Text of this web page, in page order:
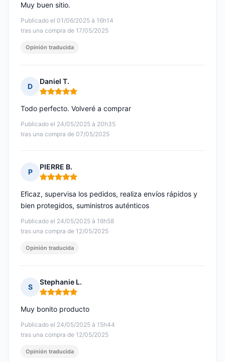
Publicado el 01/06/2025 à 16h14
tras una compra de 17/05/2025
Muy buen sitio.
Opinión traducida
D
Daniel T.
Nota: 5 de 5
Publicado el 24/05/2025 à 20h35
tras una compra de 07/05/2025
Todo perfecto. Volveré a comprar
P
PIERRE B.
Nota: 5 de 5
Publicado el 24/05/2025 à 16h58
tras una compra de 12/05/2025
Eficaz, supervisa los pedidos, realiza envíos rápidos y
bien protegidos, suministros auténticos
Opinión traducida
S
Stephanie L.
Nota: 5 de 5
Publicado el 24/05/2025 à 15h44
tras una compra de 12/05/2025
Muy bonito producto
Opinión traducida